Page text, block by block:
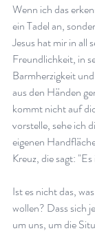
Wenn ich das
ein Tadel an,
Jesus hat mir in all
Freundlichkeit, in
Barmherzigkeit
aus den Händen
kommt nicht auf
vorstelle, sehe ich
eigenen
Kreuz, die sagt:
Ist es nicht das,
wollen? Dass sich
um uns, um die